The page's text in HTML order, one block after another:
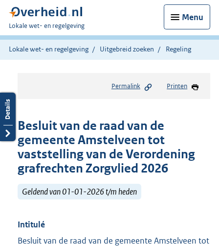
Menu
U
bent
hier:
Lokale wet- en regelgeving
Lokale wet- en regelgeving Uitgebreid zoeken Regeling
Permalink Printen
Besluit van de raad van de
gemeente Amstelveen tot
vaststelling van de Verordening
grafrechten Zorgvlied 2026
Geldend van 01-01-2026 t/m heden
Intitulé
Besluit van de raad van de gemeente Amstelveen tot